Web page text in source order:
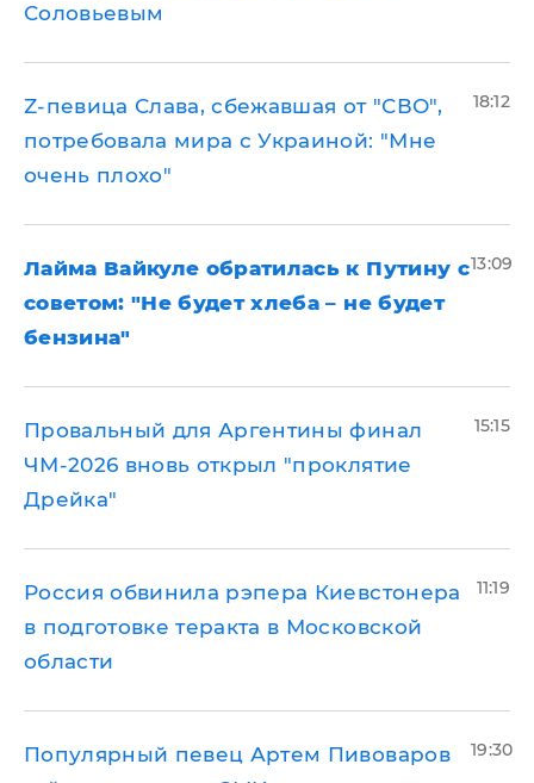
Соловьевым
Z-певица Слава, сбежавшая от "СВО",
потребовала мира с Украиной: "Мне
очень плохо"
18:12
Лайма Вайкуле обратилась к Путину с
советом: "Не будет хлеба – не будет
бензина"
13:09
Провальный для Аргентины финал
ЧМ-2026 вновь открыл "проклятие
Дрейка"
15:15
Россия обвинила рэпера Киевстонера
в подготовке теракта в Московской
области
11:19
Популярный певец Артем Пивоваров
19:30